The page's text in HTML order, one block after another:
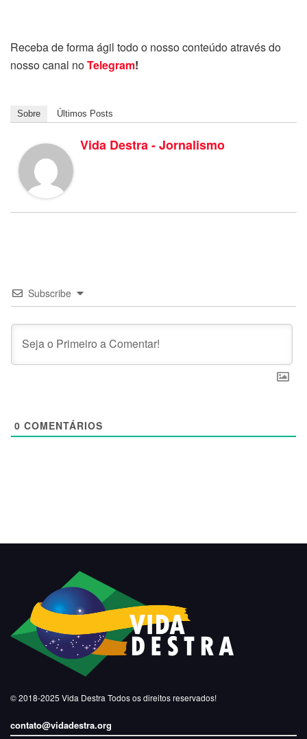
Receba de forma ágil todo o nosso conteúdo através do
nosso canal noTelegram!
Sobre Últimos Posts
Vida Destra - Jornalismo
Subscribe
0 COMENTÁRIOS
© 2018-2025 Vida Destra Todos os direitos reservados!
contato@vidadestra.org